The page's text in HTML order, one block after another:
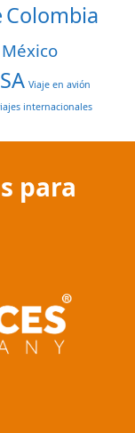
Colombia
México
Viaje en avión
internacionales
para